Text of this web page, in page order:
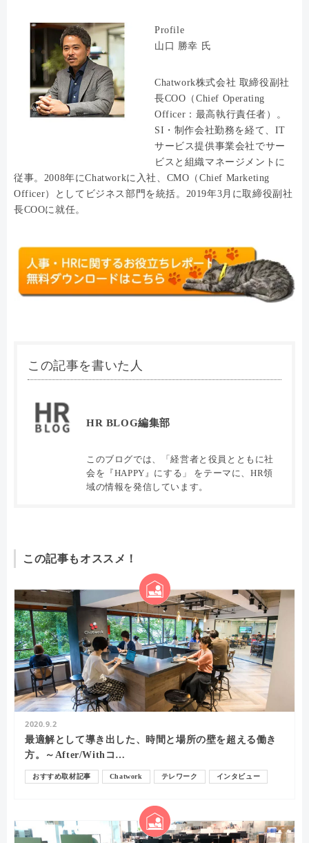
Profile
山口 勝幸 氏
Chatwork株式会社 取締役副社
長COO（Chief Operating
Officer：最高執行責任者）。
SI・制作会社勤務を経て、IT
サービス提供事業会社でサー
ビスと組織マネージメントに
従事。2008年にChatworkに入社、CMO（Chief Marketing
Officer）としてビジネス部門を統括。2019年3月に取締役副社
長COOに就任。
この記事を書いた人
HR BLOG編集部
このブログでは、「経営者と役員とともに社
会を『HAPPY』にする」 をテーマに、HR領
域の情報を発信しています。
この記事もオススメ！
2020.9.2
最適解として導き出した、時間と場所の壁を超える働き
方。～After/Withコ…
おすすめ取材記事 Chatwork テレワーク インタビュー